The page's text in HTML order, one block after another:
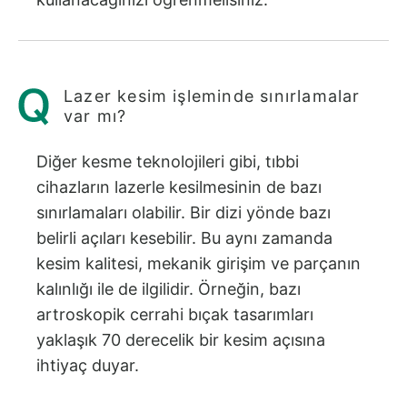
Lazer kesim işleminde sınırlamalar
var mı?
Diğer kesme teknolojileri gibi, tıbbi
cihazların lazerle kesilmesinin de bazı
sınırlamaları olabilir. Bir dizi yönde bazı
belirli açıları kesebilir. Bu aynı zamanda
kesim kalitesi, mekanik girişim ve parçanın
kalınlığı ile de ilgilidir. Örneğin, bazı
artroskopik cerrahi bıçak tasarımları
yaklaşık 70 derecelik bir kesim açısına
ihtiyaç duyar.